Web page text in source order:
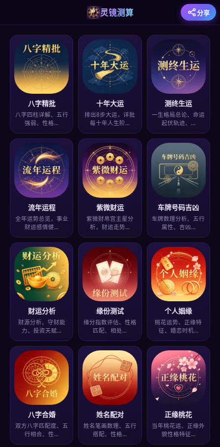
灵镜测算 分享
八字精批
八字四柱详解、五行
强弱、性格…
十年大运
排出8步大运，详批
每十年人生阶…
测终生运
一生格局总论、命运
起伏轨迹、…
流年运程
全年运势总览，事业
财运感情健…
紫微财运
紫微财帛宫主星分
析，财运走势…
车牌号码吉凶
车牌数理分析、五行
属性、吉凶…
财运分析
财源分析、守财能
力、投资天赋…
缘份测试
缘分指数评估、性格
匹配、相处…
个人姻缘
桃花运势、正缘特
征、婚恋时机…
八字合婚
双方八字匹配度、五
行相合、性…
姓名配对
姓名笔画数理、五行
搭配、性格…
正缘桃花
当年桃花运、正缘外
貌性格特征…